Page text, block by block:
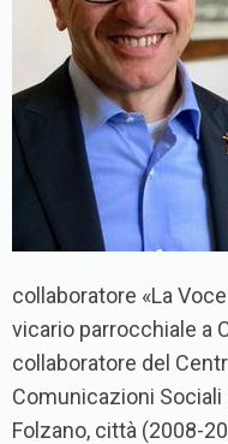
collaboratore «La
vicario parrocchiale a
collaboratore del
Comunicazioni
Folzano, città (2008-